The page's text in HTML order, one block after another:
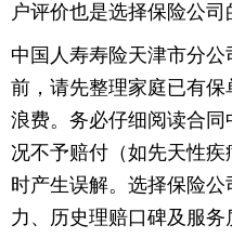
户评价也是选择保险公司
中国人寿寿险天津市分
前，请先整理家庭已有
浪费。务必仔细阅读合
况不予赔付（如先天性
时产生误解。选择保险
力、历史理赔口碑及服务